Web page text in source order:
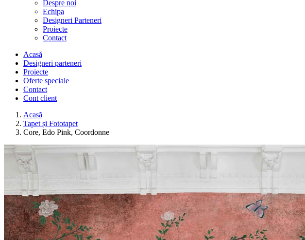
Despre noi
Echipa
Designeri Parteneri
Proiecte
Contact
Acasă
Designeri parteneri
Proiecte
Oferte speciale
Contact
Cont client
Acasă
Tapet și Fototapet
Core, Edo Pink, Coordonne